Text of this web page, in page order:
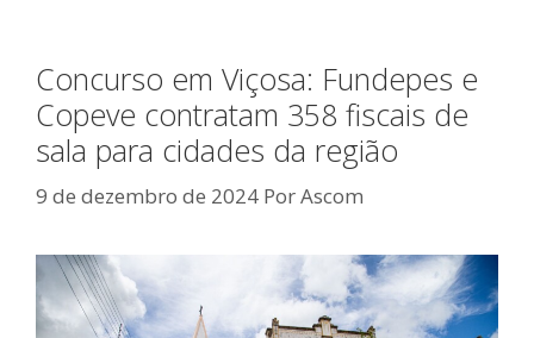
Concurso em Viçosa: Fundepes e
Copeve contratam 358 fiscais de
sala para cidades da região
9 de dezembro de 2024 PorAscom